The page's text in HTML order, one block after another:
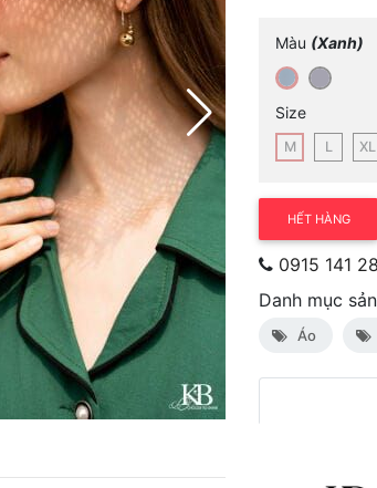
Màu (Xanh)
Size
M L XL
HẾT HÀNG
0915 141
Danh mục
Áo